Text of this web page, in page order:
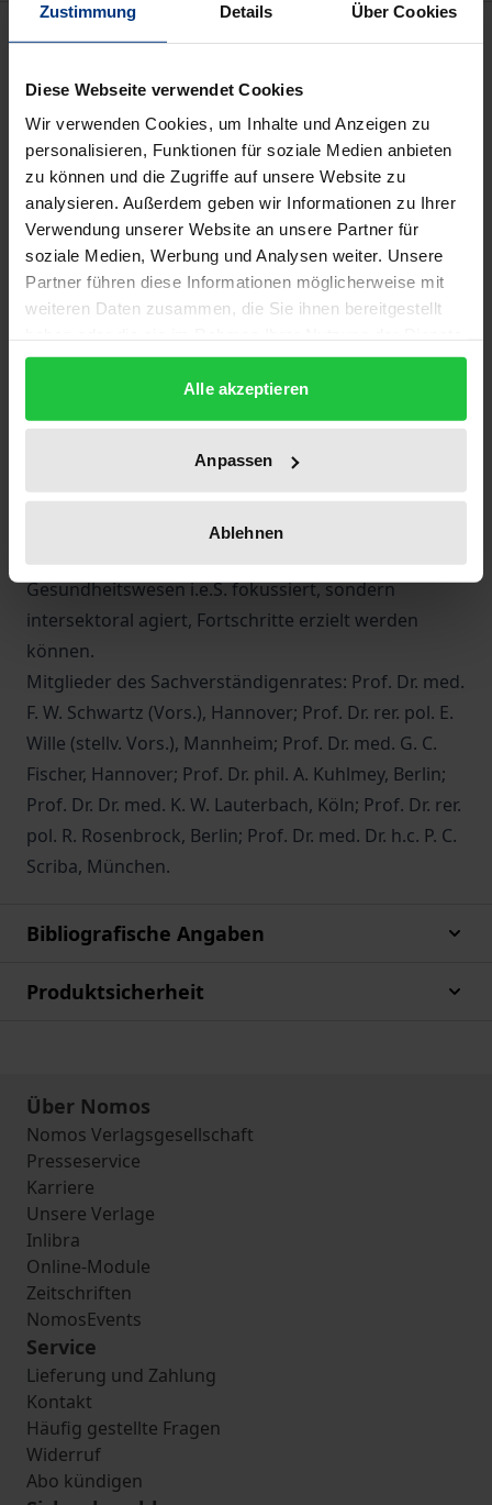
Zustimmung Details Über Cookies
Diese Webseite verwendet Cookies
Wir verwenden Cookies, um Inhalte und Anzeigen zu
personalisieren, Funktionen für soziale Medien anbieten
zu können und die Zugriffe auf unsere Website zu
analysieren. Außerdem geben wir Informationen zu Ihrer
Verwendung unserer Website an unsere Partner für
soziale Medien, Werbung und Analysen weiter. Unsere
Partner führen diese Informationen möglicherweise mit
weiteren Daten zusammen, die Sie ihnen bereitgestellt
gesammelt haben.
Alle akzeptieren
Anpassen
Ablehnen
Das Gutachten 2000/2001 erfüllt den in § 142 Abs. 2
SGB V festgelegten Auftrag an den Rat, Bereiche mit
Über-, Unter und Fehlversorgung und Möglichkeiten
zur Ausschöpfung von Wirtschaftlichkeitsreserven
im deutschen Gesundheitswesen aufzuzeigen und
zu bewerten.
In Band I wird untersucht, wie durch
Zielorientierung, Gesundheitsförderung und
Systems Steigerungen der Effektivität und Effizienz
des deutschen Gesundheitswesens erreicht werden
kann. Es zeigt sich, dass u. a. durch mehr
Transparenz und verbesserte, qualitätsgesicherte
Information und Partizipation sowie durch eine
Gesundheitswesen i.e.S. fokussiert, sondern
intersektoral agiert, Fortschritte erzielt werden
können.
Mitglieder des Sachverständigenrates: Prof. Dr. med.
F. W. Schwartz (Vors.), Hannover; Prof. Dr. rer. pol. E.
Wille (stellv. Vors.), Mannheim; Prof. Dr. med. G. C.
Fischer, Hannover; Prof. Dr. phil. A. Kuhlmey, Berlin;
Prof. Dr. Dr. med. K. W. Lauterbach, Köln; Prof. Dr. rer.
pol. R. Rosenbrock, Berlin; Prof. Dr. med. Dr. h.c. P. C.
Scriba, München.
Bibliografische Angaben
Produktsicherheit
Über Nomos
Nomos Verlagsgesellschaft
Presseservice
Karriere
Unsere Verlage
Inlibra
Online-Module
Zeitschriften
NomosEvents
Service
Lieferung und Zahlung
Kontakt
Häufig gestellte Fragen
Widerruf
Abo kündigen